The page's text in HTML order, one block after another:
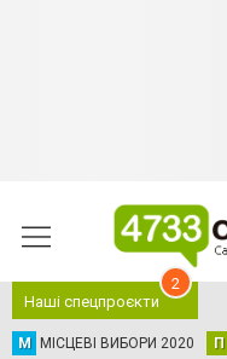
Наші спецпроєкти
2
М МІСЦЕВІ ВИБОРИ 2020 П